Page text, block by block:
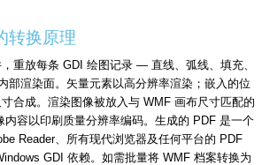
转换原理
重放每条 GDI 绘图记录 — 直线、弧线、填充、
渲染面。矢量元素以高分辨率渲染；嵌入的位
合成。渲染图像被放入与 WMF 画布尺寸匹配的
内容以印刷质量分辨率编码。生成的 PDF 是一个
Reader、所有现代浏览器及任何平台的 PDF
GDI 依赖。如需批量将 WMF 档案转换为